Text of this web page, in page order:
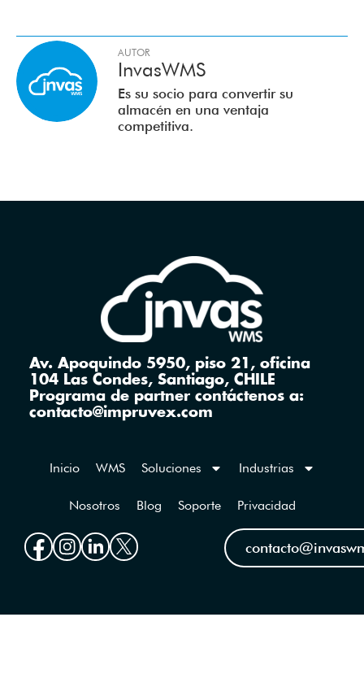
InvasWMS
Es su socio para convertir su
almacén en una ventaja
competitiva.
Av. Apoquindo 5950, piso 21, oficina
104 Las Condes, Santiago, CHILE
Programa de partner contáctenos a:
contacto@impruvex.com
Inicio WMS Soluciones Industrias
Nosotros Blog Soporte Privacidad